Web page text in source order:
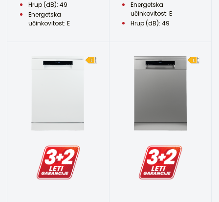
Hrup (dB): 49
Energetska
učinkovitost: E
Energetska
učinkovitost: E
Hrup (dB): 49